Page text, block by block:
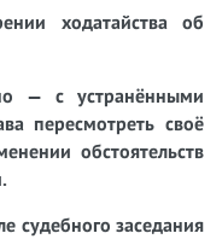
ходатайства об
— с устранёнными
пересмотреть своё
обстоятельств
судебного заседания